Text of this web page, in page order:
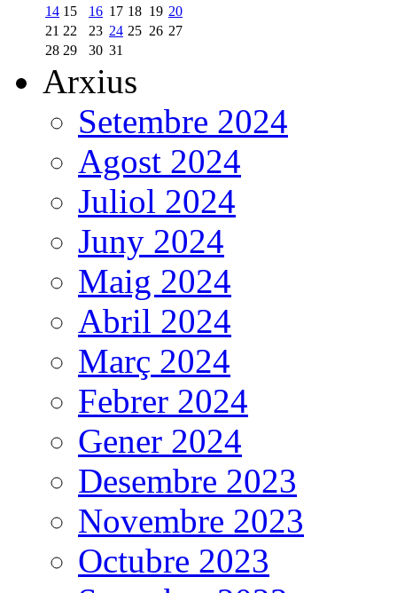
14 15 16 17 18 19 20
21 22 23 24 25 26 27
28 29 30 31
Arxius
Setembre 2024
Agost 2024
Juliol 2024
Juny 2024
Maig 2024
Abril 2024
Març 2024
Febrer 2024
Gener 2024
Desembre 2023
Novembre 2023
Octubre 2023